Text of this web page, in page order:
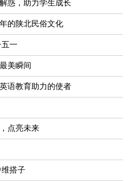
惑，助力学生成长
的陕北民俗文化
一
美瞬间
语教育助力的使者
点亮未来
搭子